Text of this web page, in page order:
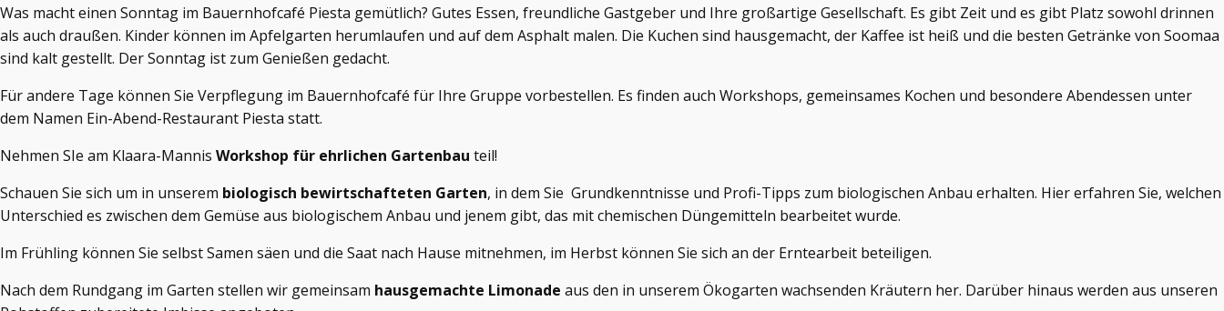
Was macht einen Sonntag im Bauernhofcafé Piesta gemütlich? Gutes Essen, freundliche Gastgeber und Ihre großartige Gesellschaft. Es gibt Zeit und es gibt Platz sowohl drinnen
als auch draußen. Kinder können im Apfelgarten herumlaufen und auf dem Asphalt malen. Die Kuchen sind hausgemacht, der Kaffee ist heiß und die besten Getränke von Soomaa
sind kalt gestellt. Der Sonntag ist zum Genießen gedacht.
Für andere Tage können Sie Verpflegung im Bauernhofcafé für Ihre Gruppe vorbestellen. Es finden auch Workshops, gemeinsames Kochen und besondere Abendessen unter
dem Namen Ein-Abend-Restaurant Piesta statt.
Nehmen SIe am Klaara-Mannis Workshop für ehrlichen Gartenbau teil!
Schauen Sie sich um in unserem biologisch bewirtschafteten Garten, in dem Sie Grundkenntnisse und Profi-Tipps zum biologischen Anbau erhalten. Hier erfahren Sie, welchen
Unterschied es zwischen dem Gemüse aus biologischem Anbau und jenem gibt, das mit chemischen Düngemitteln bearbeitet wurde.
Im Frühling können Sie selbst Samen säen und die Saat nach Hause mitnehmen, im Herbst können Sie sich an der Erntearbeit beteiligen.
Nach dem Rundgang im Garten stellen wir gemeinsam hausgemachte Limonade aus den in unserem Ökogarten wachsenden Kräutern her. Darüber hinaus werden aus unseren